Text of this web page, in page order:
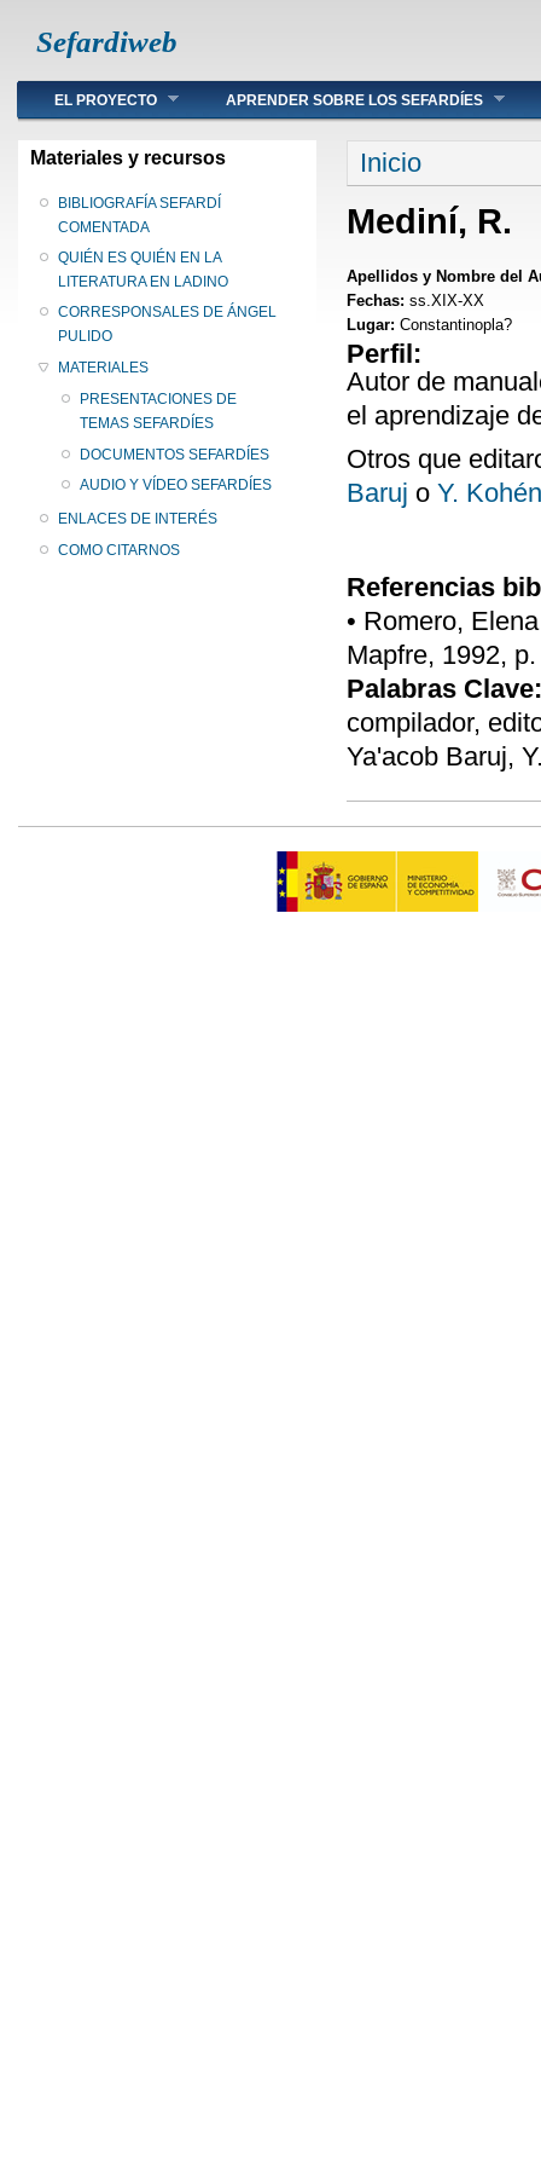
Sefardiweb
Main menu
EL PROYECTO APRENDER SOBRE LOS SEFARDÍES
Materiales y recursos
BIBLIOGRAFÍA SEFARDÍ
COMENTADA
QUIÉN ES QUIÉN EN LA
LITERATURA EN LADINO
CORRESPONSALES DE ÁNGEL
PULIDO
MATERIALES
PRESENTACIONES DE
TEMAS SEFARDÍES
DOCUMENTOS SEFARDÍES
AUDIO Y VÍDEO SEFARDÍES
ENLACES DE INTERÉS
COMO CITARNOS
Se encuentra
Inicio
Mediní, R.
Apellidos y Nombre del
Fechas: ss.XIX-XX
Lugar: Constantinopla?
Perfil:
Autor de
el aprendizaje
Otros que
Baruj o Y. Kohén
Referencias
• Romero,
Mapfre, 1992,
Palabras Clave:
compilador,
Ya'acob Baruj,